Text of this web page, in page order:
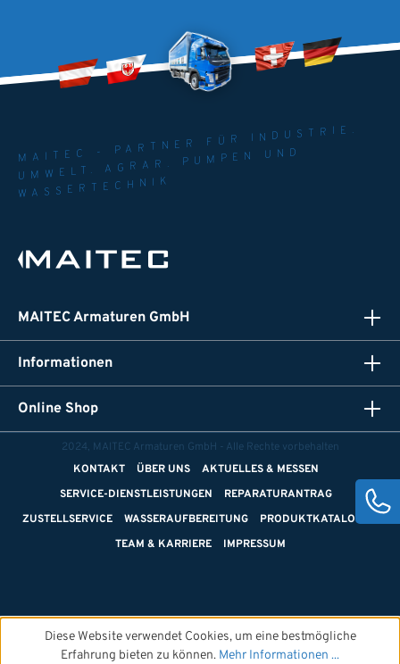
MAITEC - PARTNER FÜR INDUSTRIE.
UMWELT. AGRAR. PUMPEN UND
WASSERTECHNIK
MAITEC Armaturen GmbH
Informationen
Online Shop
2024, MAITEC Armaturen GmbH - Alle Rechte vorbehalten
KONTAKT
ÜBER UNS
AKTUELLES & MESSEN
SERVICE-DIENSTLEISTUNGEN
REPARATURANTRAG
ZUSTELLSERVICE
WASSERAUFBEREITUNG
PRODUKTKATALOGE
TEAM & KARRIERE
IMPRESSUM
Diese Website verwendet Cookies, um eine bestmögliche
Erfahrung bieten zu können. Mehr Informationen ...